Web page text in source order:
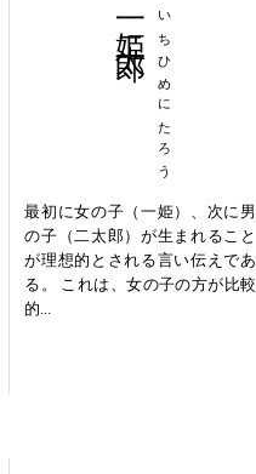
いちひめにたろう
一姫二太郎
最初に女の子（一姫）、次に男
の子（二太郎）が生まれること
が理想的とされる言い伝えであ
る。 これは、女の子の方が比較
的...